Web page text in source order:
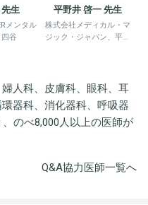
生
メンタル
四谷
平野井 啓一 先生
株式会社メディカル・マ
ジック・ジャパン、平野
人科、皮膚科、眼科、耳
器科、消化器科、呼吸器
のべ8,000人以上の医師が
Q&A協力医師一覧へ